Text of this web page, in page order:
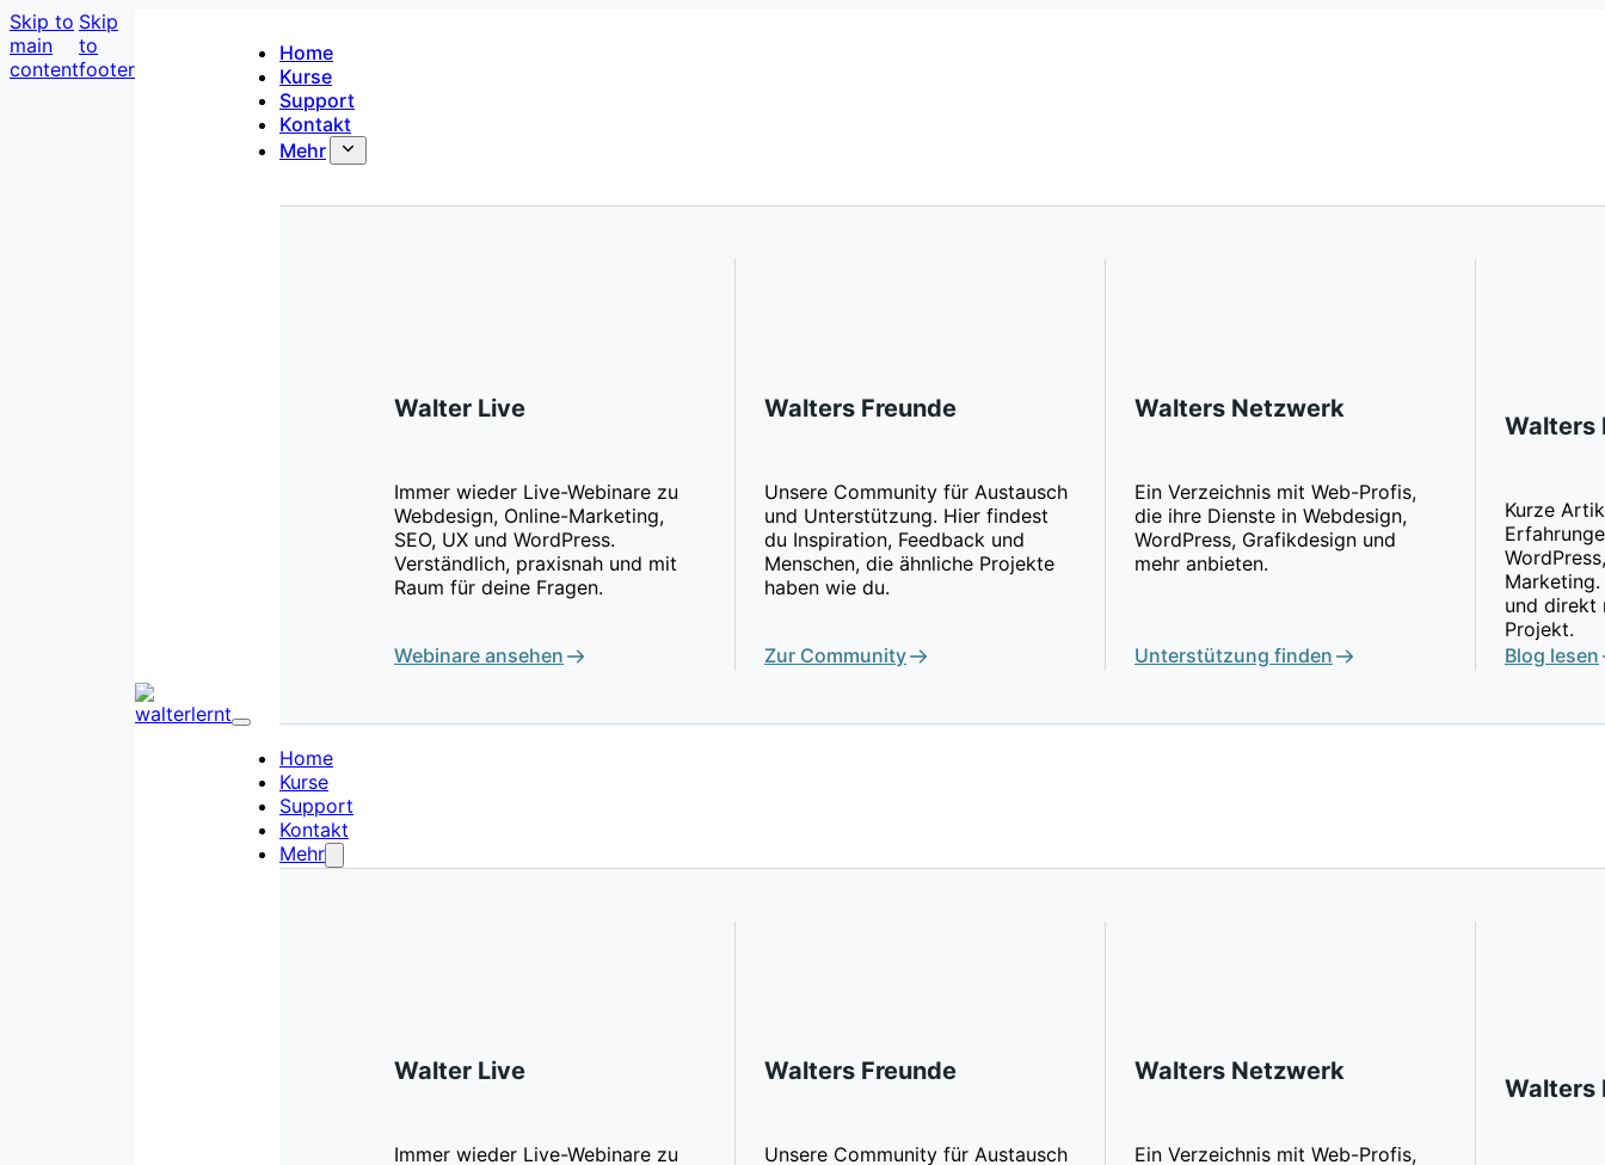
Skip to
main
content
Skip
to
footer
Home
Kurse
Support
Kontakt
Mehr
Walter Live
Immer wieder Live-Webinare zu
Webdesign, Online-Marketing,
SEO, UX und WordPress.
Verständlich, praxisnah und mit
Raum für deine Fragen.
Webinare ansehen
Walters Freunde
Unsere Community für Austausch
und Unterstützung. Hier findest
du Inspiration, Feedback und
Menschen, die ähnliche Projekte
haben wie du.
Zur Community
Walters Netzwerk
Ein Verzeichnis mit Web-Profis,
die ihre Dienste in Webdesign,
WordPress, Grafikdesign und
mehr anbieten.
Unterstützung finden
Walters
Kurze
und direkt
Projekt.
Blog lesen
Home
Kurse
Support
Kontakt
Mehr
Walter Live
Immer wieder Live-Webinare zu
Walters Freunde
Unsere Community für Austausch
Walters Netzwerk
Ein Verzeichnis mit Web-Profis,
Walters